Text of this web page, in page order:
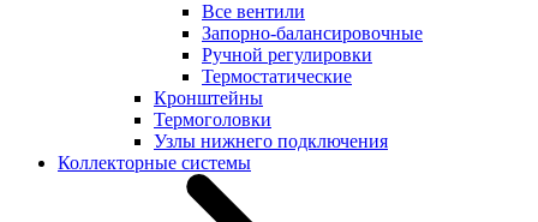
Все вентили
Запорно-балансировочные
Ручной регулировки
Термостатические
Кронштейны
Термоголовки
Узлы нижнего подключения
Коллекторные системы